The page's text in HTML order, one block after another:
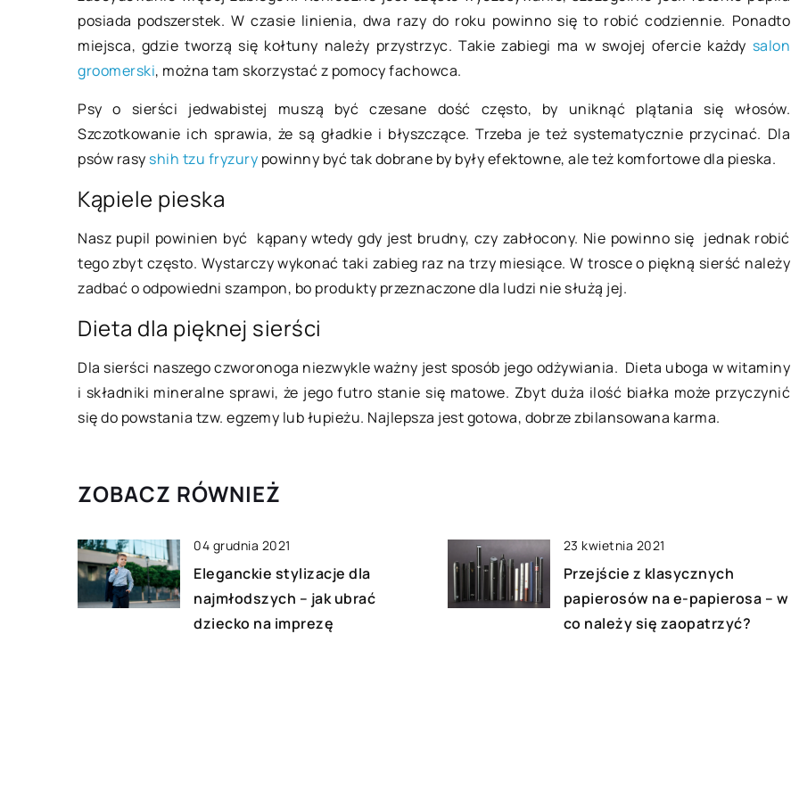
posiada podszerstek. W czasie linienia, dwa razy do roku powinno się to robić codziennie. Ponadto
miejsca, gdzie tworzą się kołtuny należy przystrzyc. Takie zabiegi ma w swojej ofercie każdy salon
groomerski, można tam skorzystać z pomocy fachowca.
Psy o sierści jedwabistej muszą być czesane dość często, by uniknąć plątania się włosów.
Szczotkowanie ich sprawia, że są gładkie i błyszczące. Trzeba je też systematycznie przycinać. Dla
psów rasy shih tzu fryzury powinny być tak dobrane by były efektowne, ale też komfortowe dla pieska.
Kąpiele pieska
Nasz pupil powinien być kąpany wtedy gdy jest brudny, czy zabłocony. Nie powinno się jednak robić
tego zbyt często. Wystarczy wykonać taki zabieg raz na trzy miesiące. W trosce o piękną sierść należy
zadbać o odpowiedni szampon, bo produkty przeznaczone dla ludzi nie służą jej.
Dieta dla pięknej sierści
Dla sierści naszego czworonoga niezwykle ważny jest sposób jego odżywiania. Dieta uboga w witaminy
i składniki mineralne sprawi, że jego futro stanie się matowe. Zbyt duża ilość białka może przyczynić
się do powstania tzw. egzemy lub łupieżu. Najlepsza jest gotowa, dobrze zbilansowana karma.
ZOBACZ RÓWNIEŻ
04 grudnia 2021
Eleganckie stylizacje dla
najmłodszych – jak ubrać
dziecko na imprezę
23 kwietnia 2021
Przejście z klasycznych
papierosów na e-papierosa – w
co należy się zaopatrzyć?
żeby nasza firma była
w Internecie?
stanowi jeden z
są w stanie znacząco
nasze życie. Wykorzystujemy
nauki, pracy […]
04 listopada 2022
Jaki prezent dla mężczyzny?
Najlepsze upominki na 2023 rok!
mężczyzny. To niekiedy niemałe
wyzwanie musicie przyznać, jednak
nie ma […]
30 października 2018
Łazienka – w co ją wyposażyć
Urządzanie łazienki nie zawsze jest
łatwe. Generalny remont tego
[…]